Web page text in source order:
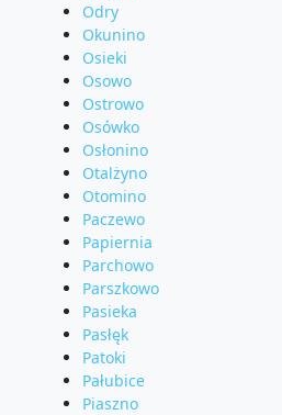
Odry
Okunino
Osieki
Osowo
Ostrowo
Osówko
Osłonino
Otalżyno
Otomino
Paczewo
Papiernia
Parchowo
Parszkowo
Pasieka
Pasłęk
Patoki
Pałubice
Piaszno